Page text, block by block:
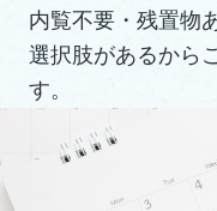
内覧不要・残置物
選択肢があるから
す。